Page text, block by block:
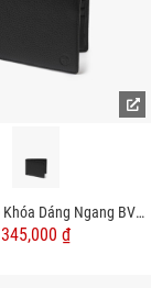
VÍ DA Hạt Có Khóa Dáng Ngang BV065
345,000 ₫